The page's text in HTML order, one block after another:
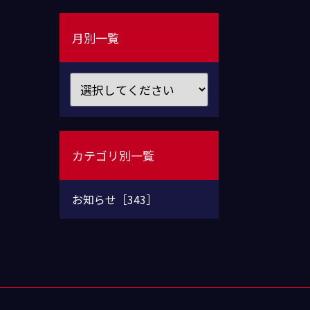
月別一覧
カテゴリ別一覧
お知らせ［343］